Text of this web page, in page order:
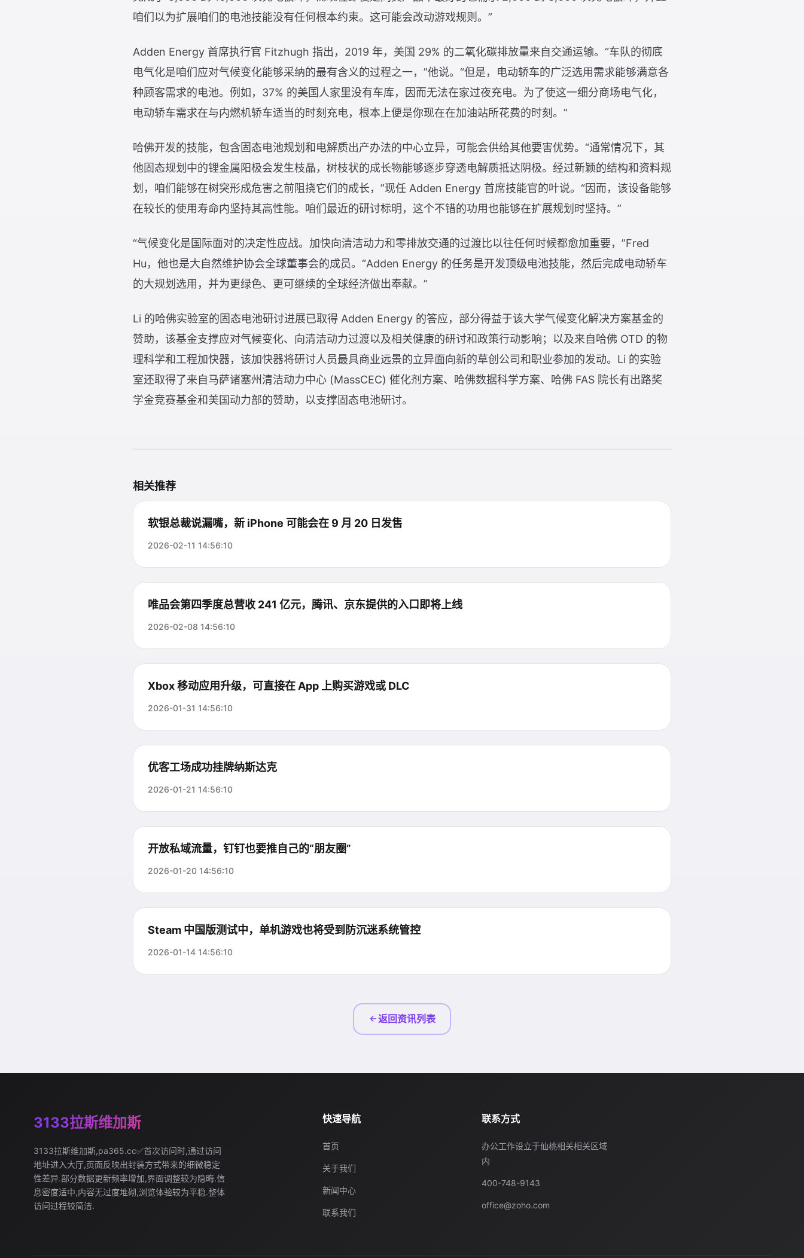
咱们以为扩展咱们的电池技能没有任何根本约束。这可能会改动游戏规则。”
Adden Energy 首席执行官 Fitzhugh 指出，2019 年，美国 29% 的二氧化碳排放量来自交通运输。“车队的彻底
电气化是咱们应对气候变化能够采纳的最有含义的过程之一，”他说。“但是，电动轿车的广泛选用需求能够满意各
种顾客需求的电池。例如，37% 的美国人家里没有车库，因而无法在家过夜充电。为了使这一细分商场电气化，
电动轿车需求在与内燃机轿车适当的时刻充电，根本上便是你现在在加油站所花费的时刻。”
哈佛开发的技能，包含固态电池规划和电解质出产办法的中心立异，可能会供给其他要害优势。“通常情况下，其
他固态规划中的锂金属阳极会发生枝晶，树枝状的成长物能够逐步穿透电解质抵达阴极。经过新颖的结构和资料规
划，咱们能够在树突形成危害之前阻挠它们的成长，”现任 Adden Energy 首席技能官的叶说。“因而，该设备能够
在较长的使用寿命内坚持其高性能。咱们最近的研讨标明，这个不错的功用也能够在扩展规划时坚持。”
“气候变化是国际面对的决定性应战。加快向清洁动力和零排放交通的过渡比以往任何时候都愈加重要，”Fred
Hu，他也是大自然维护协会全球董事会的成员。“Adden Energy 的任务是开发顶级电池技能，然后完成电动轿车
的大规划选用，并为更绿色、更可继续的全球经济做出奉献。”
Li 的哈佛实验室的固态电池研讨进展已取得 Adden Energy 的答应，部分得益于该大学气候变化解决方案基金的
赞助，该基金支撑应对气候变化、向清洁动力过渡以及相关健康的研讨和政策行动影响；以及来自哈佛 OTD 的物
理科学和工程加快器，该加快器将研讨人员最具商业远景的立异面向新的草创公司和职业参加的发动。Li 的实验
室还取得了来自马萨诸塞州清洁动力中心 (MassCEC) 催化剂方案、哈佛数据科学方案、哈佛 FAS 院长有出路奖
学金竞赛基金和美国动力部的赞助，以支撑固态电池研讨。
相关推荐
软银总裁说漏嘴，新 iPhone 可能会在 9 月 20 日发售
2026-02-11 14:56:10
唯品会第四季度总营收 241 亿元，腾讯、京东提供的入口即将上线
2026-02-08 14:56:10
Xbox 移动应用升级，可直接在 App 上购买游戏或 DLC
2026-01-31 14:56:10
优客工场成功挂牌纳斯达克
2026-01-21 14:56:10
开放私域流量，钉钉也要推自己的“朋友圈”
2026-01-20 14:56:10
Steam 中国版测试中，单机游戏也将受到防沉迷系统管控
2026-01-14 14:56:10
返回资讯列表
3133拉斯维加斯
3133拉斯维加斯,pa365.cc✅首次访问时,通过访问
地址进入大厅,页面反映出封装方式带来的细微稳定
性差异.部分数据更新频率增加,界面调整较为隐晦.信
息密度适中,内容无过度堆砌,浏览体验较为平稳.整体
访问过程较简洁.
快速导航
首页
关于我们
新闻中心
联系我们
联系方式
办公工作设立于仙桃相关相关区域
内
400-748-9143
office@zoho.com